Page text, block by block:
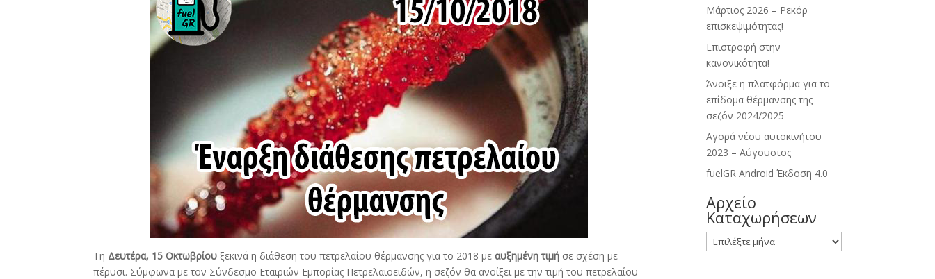
Τη Δευτέρα, 15 Οκτωβρίου ξεκινά η διάθεση του πετρελαίου θέρμανσης για το 2018 με αυξημένη τιμή σε σχέση με
πέρυσι. Σύμφωνα με τον Σύνδεσμο Εταιριών Εμπορίας Πετρελαιοειδών, η σεζόν θα ανοίξει με την τιμή του πετρελαίου
Μάρτιος 2026 – Ρεκόρ
επισκεψιμότητας!
Επιστροφή στην
κανονικότητα!
Άνοιξε η πλατφόρμα για το
επίδομα θέρμανσης της
σεζόν 2024/2025
Αγορά νέου αυτοκινήτου
2023 – Αύγουστος
fuelGR Android Έκδοση 4.0
Αρχείο
Καταχωρήσεων
Αρχείο
Καταχωρήσεων